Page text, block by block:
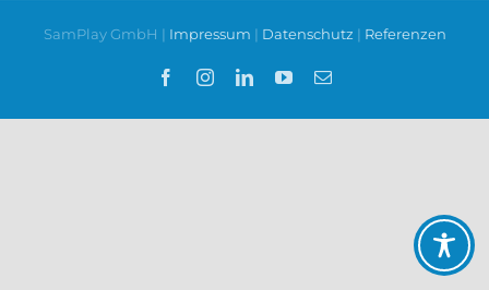
SamPlay GmbH | Impressum | Datenschutz | Referenzen
FacebookInstagramLinkedInYouTube
E-